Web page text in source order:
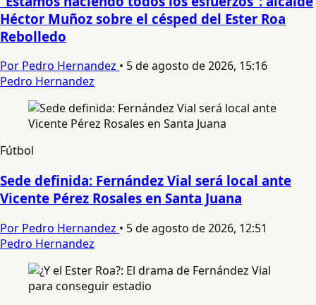
Héctor Muñoz sobre el césped del Ester Roa
Rebolledo
Por Pedro Hernandez • 5 de agosto de 2026, 15:16
Pedro Hernandez
Fútbol
Sede definida: Fernández Vial será local ante
Vicente Pérez Rosales en Santa Juana
Por Pedro Hernandez • 5 de agosto de 2026, 12:51
Pedro Hernandez